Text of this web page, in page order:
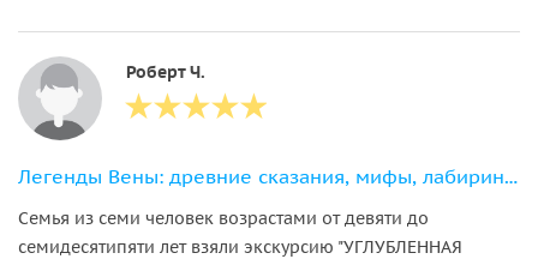
Роберт Ч.
Легенды Вены: древние сказания, мифы, лабиринты старого города
Семья из семи человек возрастами от девяти до
семидесятипяти лет взяли экскурсию "УГЛУБЛЕННАЯ